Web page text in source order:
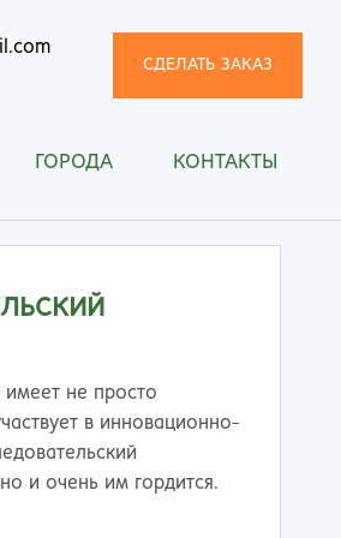
СДЕЛАТЬ ЗАКАЗ
ГОРОДА
Саранск
Сочи
Ставрополь
Стерлитамак
Сургут
КОНТАКТЫ
не просто
в инновационно-
и очень им гордится.